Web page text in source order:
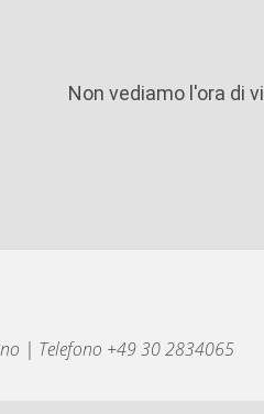
Non vediamo l'ora di
| Telefono +49 30 2834065